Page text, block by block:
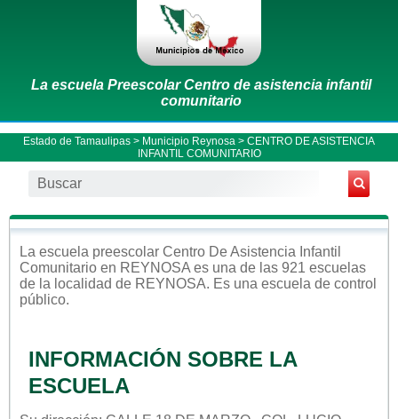
La escuela Preescolar Centro de asistencia infantil
comunitario
Estado de Tamaulipas > Municipio Reynosa > CENTRO DE ASISTENCIA
INFANTIL COMUNITARIO
La escuela preescolar Centro De Asistencia Infantil
Comunitario en REYNOSA es una de las 921 escuelas
de la localidad de REYNOSA. Es una escuela de control
público.
INFORMACIÓN SOBRE LA
ESCUELA